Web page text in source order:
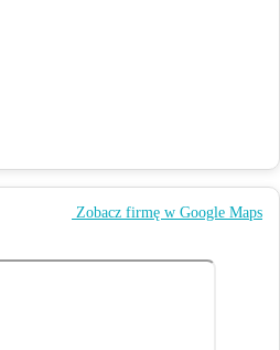
️ Zobacz firmę w Google Maps